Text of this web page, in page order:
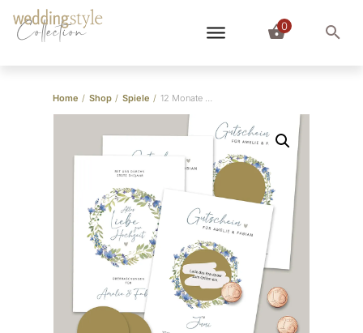
Collection 0
Home / Shop / Spiele / 12 Monate Rubbellose Aufgaben Hochzeit (personalisierbar)